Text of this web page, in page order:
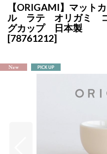
【ORIGAMI】マット
ル ラテ オリガミ
グカップ 日本製
[78761212]